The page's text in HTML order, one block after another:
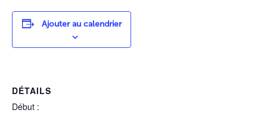
Ajouter au calendrier
DÉTAILS
Début :